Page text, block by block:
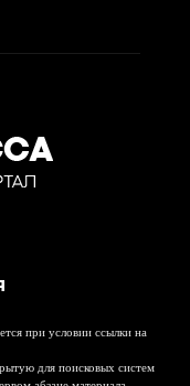
при условии ссылки на
для поисковых систем